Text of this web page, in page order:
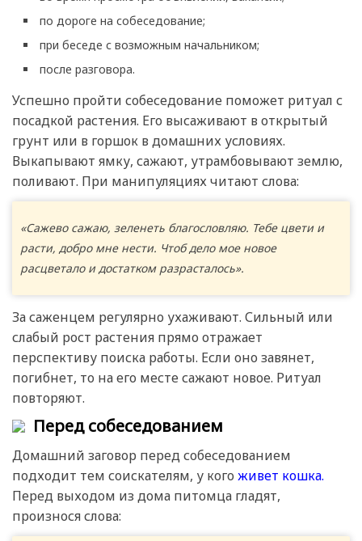
по дороге на собеседование;
при беседе с возможным начальником;
после разговора.
Успешно пройти собеседование поможет ритуал с
посадкой растения. Его высаживают в открытый
грунт или в горшок в домашних условиях.
Выкапывают ямку, сажают, утрамбовывают землю,
поливают. При манипуляциях читают слова:
«Сажево сажаю, зеленеть благословляю. Тебе цвети и
расти, добро мне нести. Чтоб дело мое новое
расцветало и достатком разрасталось».
За саженцем регулярно ухаживают. Сильный или
слабый рост растения прямо отражает
перспективу поиска работы. Если оно завянет,
погибнет, то на его месте сажают новое. Ритуал
повторяют.
Перед собеседованием
Домашний заговор перед собеседованием
подходит тем соискателям, у кого живет кошка.
Перед выходом из дома питомца гладят,
произнося слова: